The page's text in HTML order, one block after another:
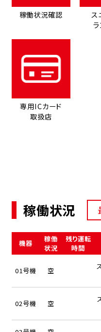
稼働状況確認
ス
ラ
専用ICカード
取扱店
稼働状況
機器
稼働
状況
残り運転
時間
01号機 空
02号機 空